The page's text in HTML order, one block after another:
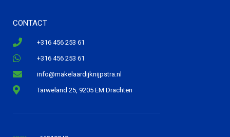
CONTACT
+316 456 253 61
+316 456 253 61
info@makelaardijknijpstra.nl
Tarweland 25, 9205 EM Drachten